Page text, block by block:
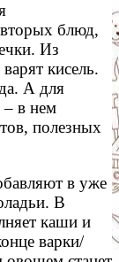
блюд,
Из
кисель.
А для
– в нем
полезных
в уже
В
каши и
варки/